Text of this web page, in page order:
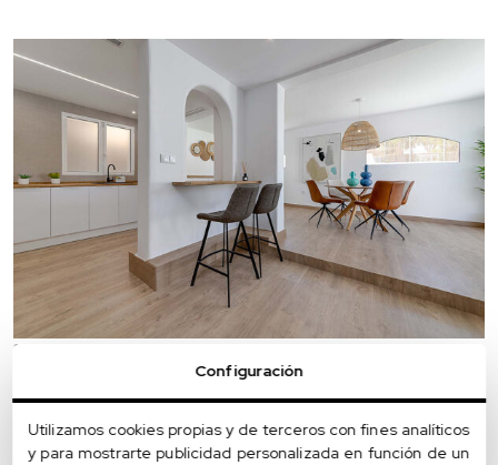
15/07/2024
Decorar tu casa para vender: Los
consejos de los profesionales
Configuración
Utilizamos cookies propias y de terceros con fines analíticos
y para mostrarte publicidad personalizada en función de un